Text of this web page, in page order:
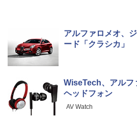
アルファロメオ、
ード「クラシカ」
WiseTech、アルフ
ヘッドフォン
AV Watch